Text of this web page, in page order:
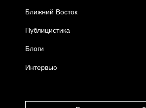
Ближний Восток
Публицистика
Блоги
Интервью